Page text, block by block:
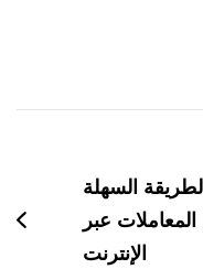
السهلة
المعاملات عبر
الإنترنت